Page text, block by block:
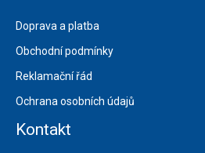
Doprava a platba
Obchodní podmínky
Reklamační řád
Ochrana osobních údajů
Kontakt